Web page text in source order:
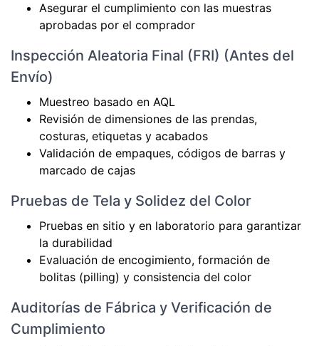
Asegurar el cumplimiento con las muestras
aprobadas por el comprador
Inspección Aleatoria Final (FRI) (Antes del
Envío)
Muestreo basado en AQL
Revisión de dimensiones de las prendas,
costuras, etiquetas y acabados
Validación de empaques, códigos de barras y
marcado de cajas
Pruebas de Tela y Solidez del Color
Pruebas en sitio y en laboratorio para garantizar
la durabilidad
Evaluación de encogimiento, formación de
bolitas (pilling) y consistencia del color
Auditorías de Fábrica y Verificación de
Cumplimiento